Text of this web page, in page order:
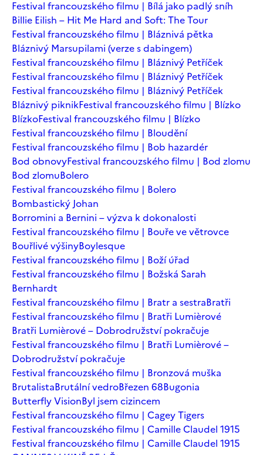
Festival francouzského filmu | Bílá jako padlý sníh
Billie Eilish – Hit Me Hard and Soft: The Tour
Festival francouzského filmu | Bláznivá pětka
Bláznivý Marsupilami (verze s dabingem)
Festival francouzského filmu | Bláznivý Petříček
Festival francouzského filmu | Bláznivý Petříček
Festival francouzského filmu | Bláznivý Petříček
Bláznivý piknikFestival francouzského filmu | Blízko
BlízkoFestival francouzského filmu | Blízko
Festival francouzského filmu | Bloudění
Festival francouzského filmu | Bob hazardér
Bod obnovyFestival francouzského filmu | Bod zlomu
Bod zlomuBolero
Festival francouzského filmu | Bolero
Bombastický Johan
Borromini a Bernini – výzva k dokonalosti
Festival francouzského filmu | Bouře ve větrovce
Bouřlivé výšinyBoylesque
Festival francouzského filmu | Boží úřad
Festival francouzského filmu | Božská Sarah
Bernhardt
Festival francouzského filmu | Bratr a sestraBratři
Festival francouzského filmu | Bratři Lumièrové
Bratři Lumièrové – Dobrodružství pokračuje
Festival francouzského filmu | Bratři Lumièrové –
Dobrodružství pokračuje
Festival francouzského filmu | Bronzová muška
BrutalistaBrutální vedroBřezen 68Bugonia
Butterfly VisionByl jsem cizincem
Festival francouzského filmu | Cagey Tigers
Festival francouzského filmu | Camille Claudel 1915
Festival francouzského filmu | Camille Claudel 1915